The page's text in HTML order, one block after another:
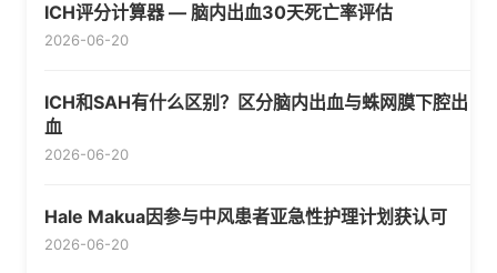
ICH评分计算器 — 脑内出血30天死亡率评估
2026-06-20
ICH和SAH有什么区别？区分脑内出血与蛛网膜下腔出
血
2026-06-20
Hale Makua因参与中风患者亚急性护理计划获认可
2026-06-20